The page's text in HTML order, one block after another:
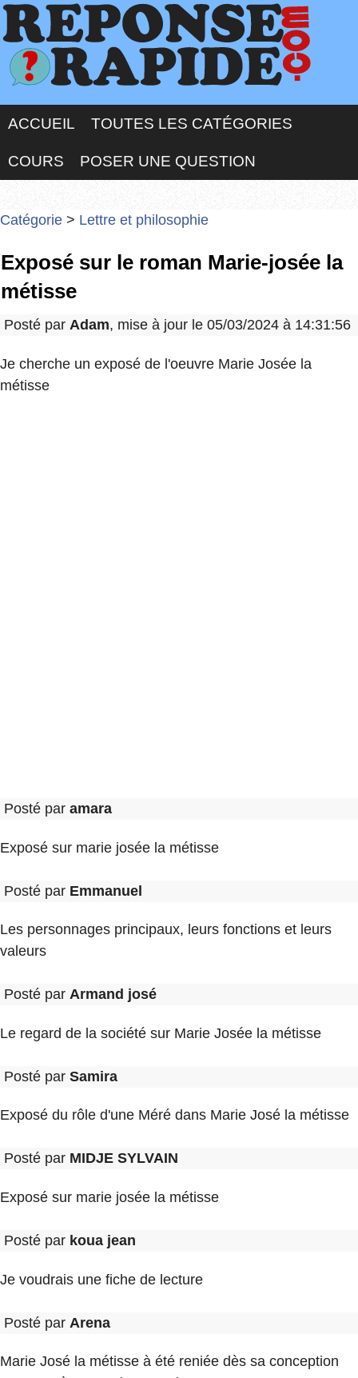
ACCUEIL TOUTES LES CATÉGORIES
COURS POSER UNE QUESTION
Catégorie > Lettre et philosophie
Exposé sur le roman Marie-josée la
métisse
Posté par Adam, mise à jour le 05/03/2024 à 14:31:56
Je cherche un exposé de l'oeuvre Marie Josée la
métisse
Posté par amara
Exposé sur marie josée la métisse
Posté par Emmanuel
Les personnages principaux, leurs fonctions et leurs
valeurs
Posté par Armand josé
Le regard de la société sur Marie Josée la métisse
Posté par Samira
Exposé du rôle d'une Méré dans Marie José la métisse
Posté par MIDJE SYLVAIN
Exposé sur marie josée la métisse
Posté par koua jean
Je voudrais une fiche de lecture
Posté par Arena
Marie José la métisse à été reniée dès sa conception